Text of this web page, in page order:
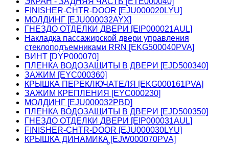
FINISHER-CHTR-DOOR [EJU000020LYU]
МОЛДИНГ [EJU000032AYX]
ГНЕЗДО ОТДЕЛКИ ДВЕРИ [EIP000021AUL]
Накладка пассажирской двери управления
стеклоподъемниками RRN [EKG500040PVA]
ВИНТ [DYP000070]
ПЛЕНКА ВОДОЗАЩИТЫ В ДВЕРИ [EJD500340]
ЗАЖИМ [EYC000360]
КРЫШКА ПЕРЕКЛЮЧАТЕЛЯ [EKG000161PVA]
ЗАЖИМ КРЕПЛЕНИЯ [EYC000230]
МОЛДИНГ [EJU000032PBD]
ПЛЕНКА ВОДОЗАЩИТЫ В ДВЕРИ [EJD500350]
ГНЕЗДО ОТДЕЛКИ ДВЕРИ [EIP000031AUL]
FINISHER-CHTR-DOOR [EJU000030LYU]
КРЫШКА ДИНАМИКА [EJW000070PVA]